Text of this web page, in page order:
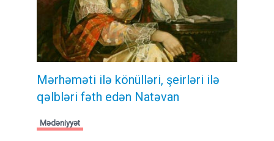
Mərhəməti ilə könülləri, şeirləri ilə
qəlbləri fəth edən Natəvan
Mədəniyyət